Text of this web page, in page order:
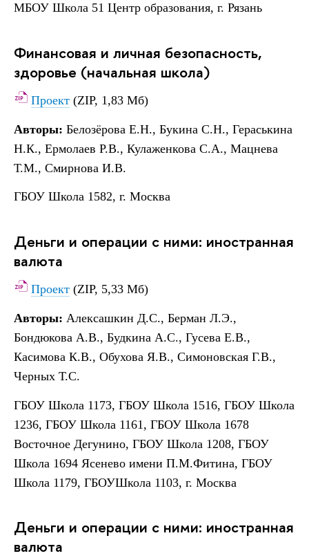
МБОУ Школа 51 Центр образования, г. Рязань
Финансовая и личная безопасность,
здоровье (начальная школа)
Проект (ZIP, 1,83 Мб)
Авторы: Белозёрова Е.Н., Букина С.Н., Гераськина
Н.К., Ермолаев Р.В., Кулаженкова С.А., Мацнева
Т.М., Смирнова И.В.
ГБОУ Школа 1582, г. Москва
Деньги и операции с ними: иностранная
валюта
Проект (ZIP, 5,33 Мб)
Авторы: Алексашкин Д.С., Берман Л.Э.,
Бондюкова А.В., Будкина А.С., Гусева Е.В.,
Касимова К.В., Обухова Я.В., Симоновская Г.В.,
Черных Т.С.
ГБОУ Школа 1173, ГБОУ Школа 1516, ГБОУ Школа
1236, ГБОУ Школа 1161, ГБОУ Школа 1678
Восточное Дегунино, ГБОУ Школа 1208, ГБОУ
Школа 1694 Ясенево имени П.М.Фитина, ГБОУ
Школа 1179, ГБОУШкола 1103, г. Москва
Деньги и операции с ними: иностранная
валюта